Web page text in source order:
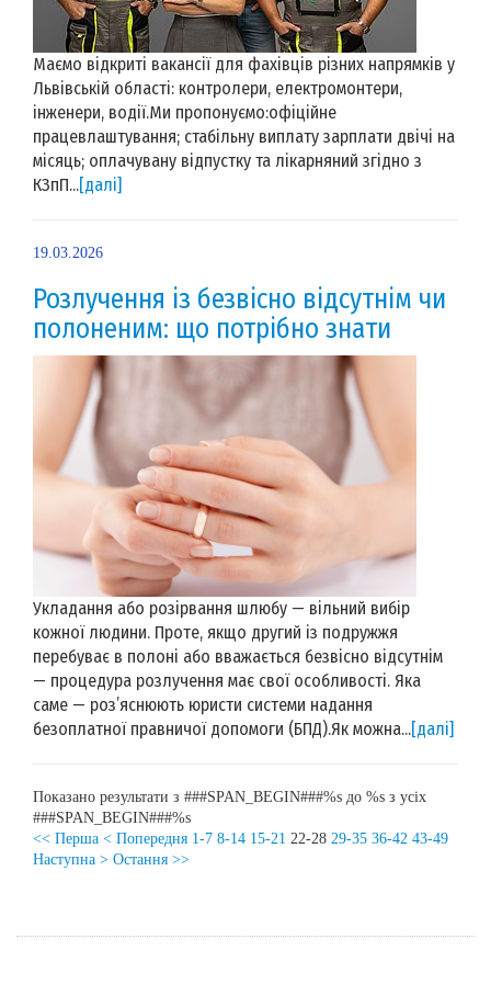
Маємо відкриті вакансії для фахівців різних напрямків у
Львівській області: контролери, електромонтери,
інженери, водії.Ми пропонуємо:офіційне
працевлаштування; стабільну виплату зарплати двічі на
місяць; оплачувану відпустку та лікарняний згідно з
КЗпП...[далі]
19.03.2026
Розлучення із безвісно відсутнім чи
полоненим: що потрібно знати
Укладання або розірвання шлюбу — вільний вибір
кожної людини. Проте, якщо другий із подружжя
перебуває в полоні або вважається безвісно відсутнім
— процедура розлучення має свої особливості. Яка
саме — роз’яснюють юристи системи надання
безоплатної правничої допомоги (БПД).Як можна...[далі]
Показано результати з ###SPAN_BEGIN###%s до %s з усіх
###SPAN_BEGIN###%s
<< Перша < Попередня 1-7 8-14 15-21 22-28 29-35 36-42 43-49
Наступна > Остання >>